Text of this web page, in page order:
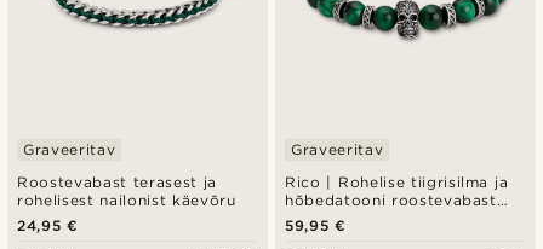
Roostevabast terasest ja
rohelisest nailonist käevõru
Graveeritav
24,95 €
Rico | Rohelise tiigrisilma ja
hõbedatooni roostevabast
terasest koljuga käevõru
Graveeritav
59,95 €